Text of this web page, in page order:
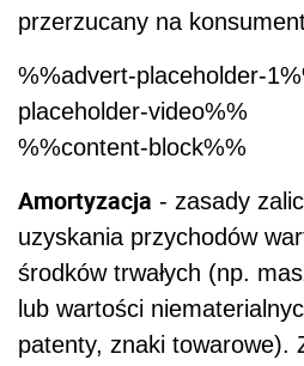
przerzucany na
%%advert-placeholder-
placeholder-video%%
%%content-block%%
Amortyzacja - zasady
uzyskania przychodów
środków trwałych (np.
lub wartości
patenty, znaki towarowe).